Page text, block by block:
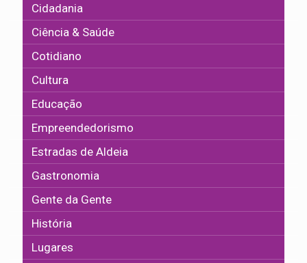
Cidadania
Ciência & Saúde
Cotidiano
Cultura
Educação
Empreendedorismo
Estradas de Aldeia
Gastronomia
Gente da Gente
História
Lugares